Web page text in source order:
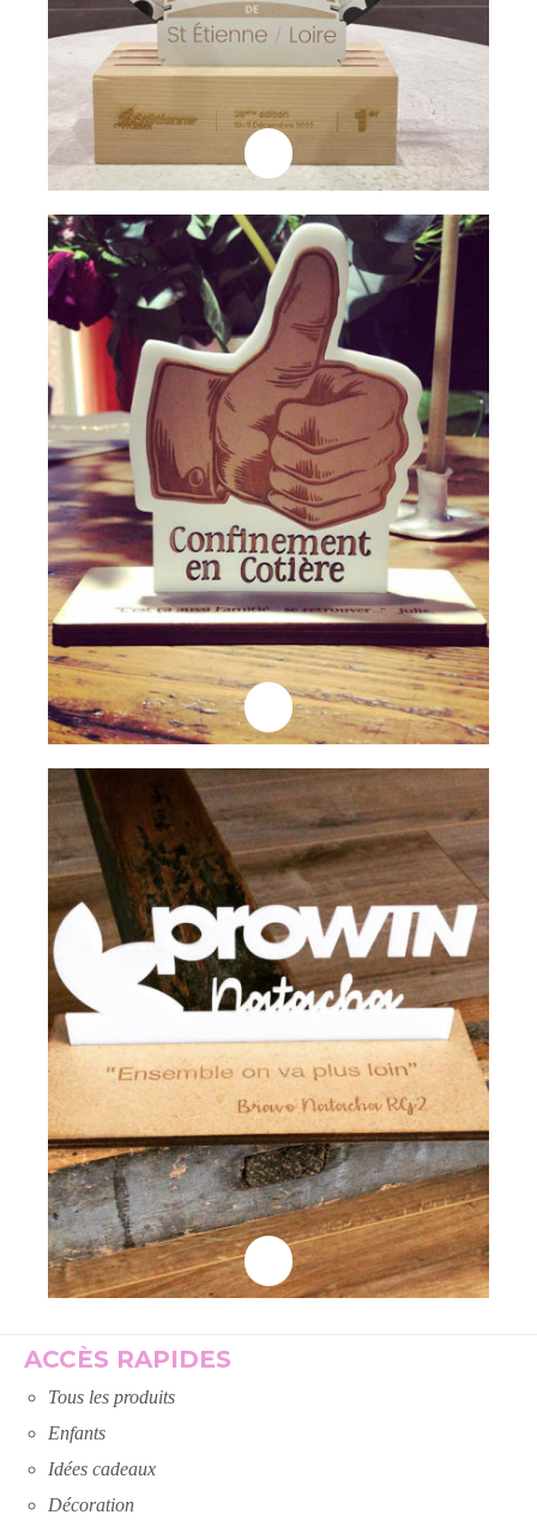
Lire la suite
Lire la suite
Professionnels
Trophée Cotière
Professionnels
Trophée Prowin
ACCÈS RAPIDES
Tous les produits
Enfants
Idées cadeaux
Décoration